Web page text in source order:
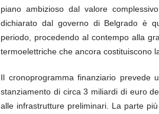
piano ambizioso dal valore
dichiarato dal governo di Belgrado è
periodo, procedendo al contempo alla
termoelettriche che ancora costituiscono
Il cronoprogramma finanziario
stanziamento di circa 3 miliardi di euro
alle infrastrutture preliminari. La parte